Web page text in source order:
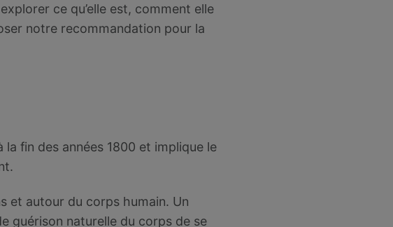
ce qu’elle est, comment elle
notre recommandation pour la
fin des années 1800 et implique le
et autour du corps humain. Un
guérison naturelle du corps de se